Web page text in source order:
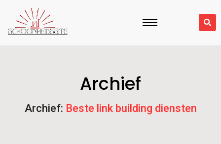
Archief
Archief: Beste link building diensten